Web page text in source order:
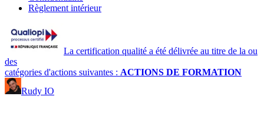
Règlement intérieur
La certification qualité a été délivrée au titre de la ou
des
catégories d'actions suivantes : ACTIONS DE FORMATION
Rudy IO